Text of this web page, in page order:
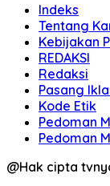
Indeks
Tentang
Kebijakan
REDAKSI
Redaksi
Pasang
Kode Etik
Pedoman
Pedoman
@Hak cipta